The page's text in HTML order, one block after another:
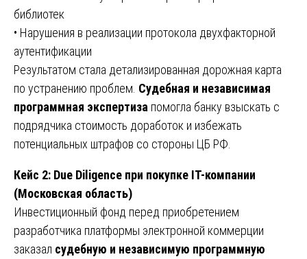
библиотек
• Нарушения в реализации протокола двухфакторной
аутентификации
Результатом стала детализированная дорожная карта
по устранению проблем. Судебная и независимая
программная экспертиза помогла банку взыскать с
подрядчика стоимость доработок и избежать
потенциальных штрафов со стороны ЦБ РФ.
Кейс 2: Due Diligence при покупке IT-компании
(Московская область)
Инвестиционный фонд перед приобретением
разработчика платформы электронной коммерции
заказал судебную и независимую программную